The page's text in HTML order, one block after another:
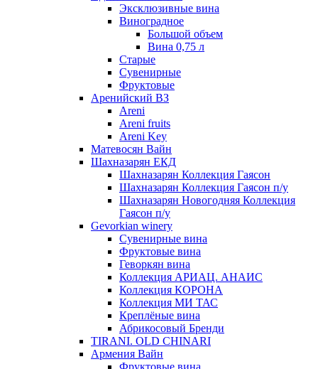
Эксклюзивные вина
Виноградное
Большой объем
Вина 0,75 л
Старые
Сувенирные
Фруктовые
Аренийский ВЗ
Areni
Areni fruits
Areni Key
Матевосян Вайн
Шахназарян ЕКД
Шахназарян Коллекция Гаясон
Шахназарян Коллекция Гаясон п/у
Шахназарян Новогодняя Коллекция
Гаясон п/у
Gevorkian winery
Сувенирные вина
Фруктовые вина
Геворкян вина
Коллекция АРИАЦ. АНАИС
Коллекция КОРОНА
Коллекция МИ ТАС
Креплёные вина
Абрикосовый Бренди
TIRANI. OLD CHINARI
Армения Вайн
Фруктовые вина